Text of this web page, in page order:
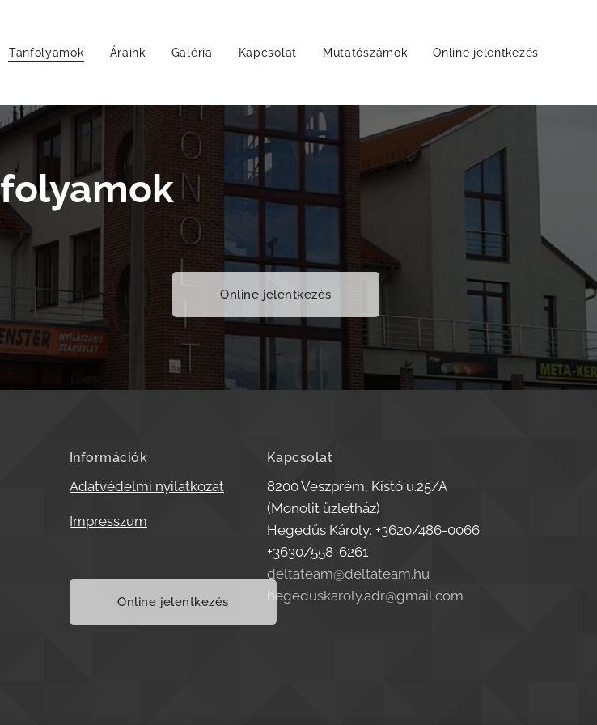
Tanfolyamok Áraink Galéria Kapcsolat Mutatószámok Online jelentkezés
Online jelentkezés
Információk
Adatvédelmi nyilatkozat
Impresszum
Online jelentkezés
Kapcsolat
8200 Veszprém, Kistó u.25/A
(Monolit üzletház)
Hegedűs Károly: +3620/486-0066
+3630/558-6261
deltateam@deltateam.hu
hegeduskaroly.adr@gmail.com